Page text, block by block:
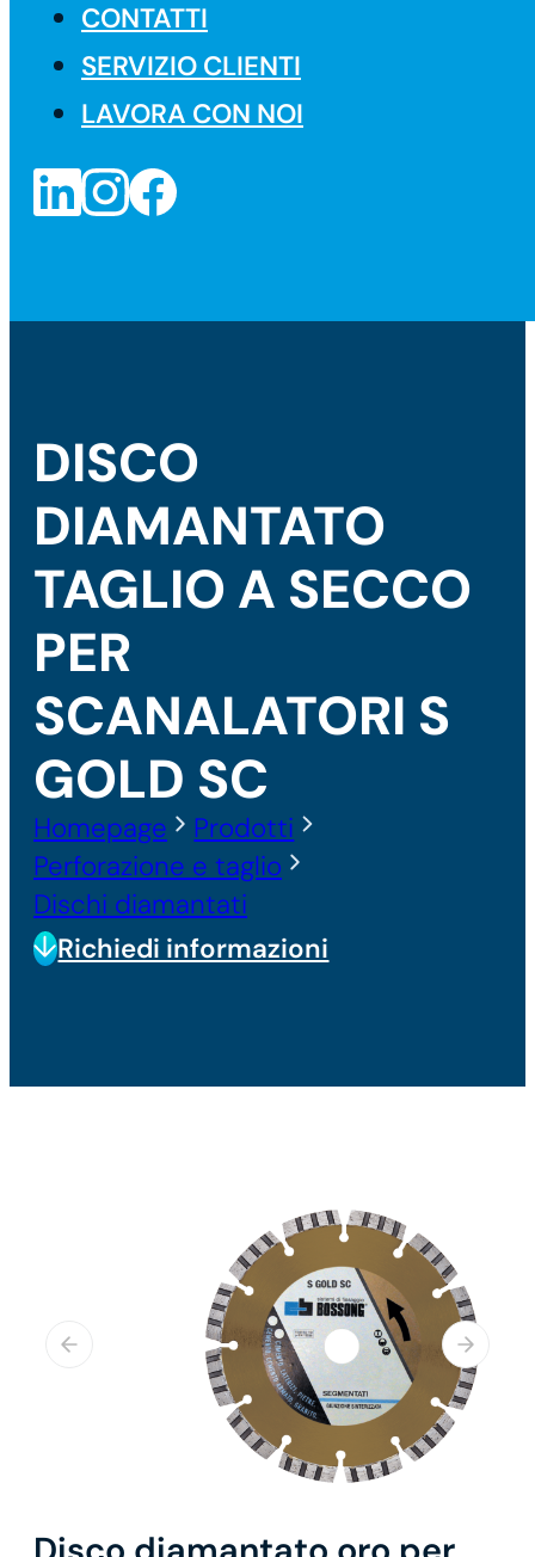
CONTATTI
SERVIZIO CLIENTI
LAVORA CON NOI
DISCO
DIAMANTATO
TAGLIO A SECCO
PER
SCANALATORI S
GOLD SC
Homepage
Prodotti
Perforazione e taglio
Dischi diamantati
Richiedi informazioni